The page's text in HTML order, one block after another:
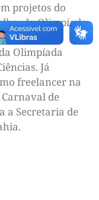
projetos do
da Olimpíada
Olimpíada
Já
freelancer na
de
a Secretaria de